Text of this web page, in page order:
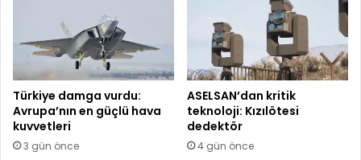
Türkiye damga vurdu:
Avrupa’nın en güçlü hava
kuvvetleri
3 gün önce
ASELSAN’dan kritik
teknoloji: Kızılötesi
dedektör
4 gün önce